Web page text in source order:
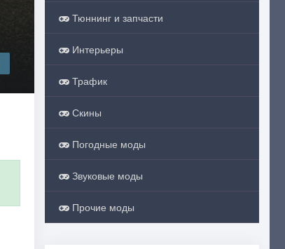
Тюннинг и запчасти
Интерьеры
Трафик
Скины
Погодные моды
Звуковые моды
Прочие моды